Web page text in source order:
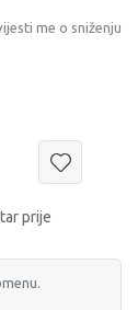
me o sniženju
prije